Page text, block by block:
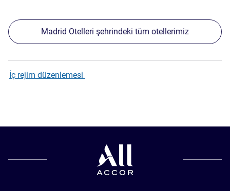
Madrid Otelleri şehrindeki tüm otellerimiz
İç rejim düzenlemesi